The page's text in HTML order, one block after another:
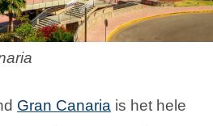
Gran Canaria is het hele